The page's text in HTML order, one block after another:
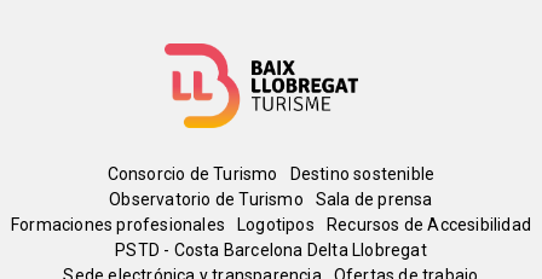
Menú
del
Consorcio de Turismo
Destino sostenible
Observatorio de Turismo
Sala de prensa
Formaciones profesionales
Logotipos
Recursos de Accesibilidad
PSTD - Costa Barcelona Delta Llobregat